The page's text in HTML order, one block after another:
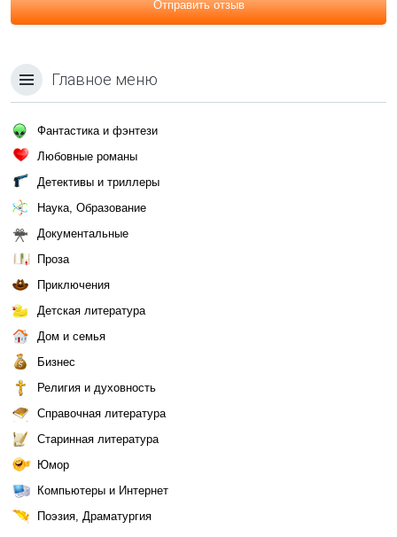
Отправить отзыв
Главное меню
Фантастика и фэнтези
Любовные романы
Детективы и триллеры
Наука, Образование
Документальные
Проза
Приключения
Детская литература
Дом и семья
Бизнес
Религия и духовность
Справочная литература
Старинная литература
Юмор
Компьютеры и Интернет
Поэзия, Драматургия